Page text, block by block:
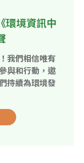
環境資訊中
我們相信唯有
與和行動，邀
持續為環境發